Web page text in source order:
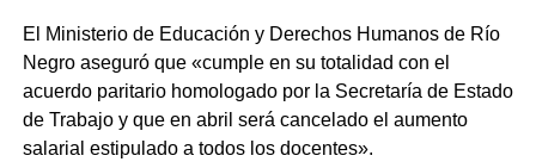
El Ministerio de Educación y Derechos Humanos de Río
Negro aseguró que «cumple en su totalidad con el
acuerdo paritario homologado por la Secretaría de Estado
de Trabajo y que en abril será cancelado el aumento
salarial estipulado a todos los docentes».